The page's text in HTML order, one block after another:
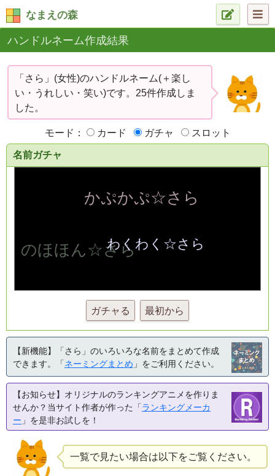
なまえの森
ハンドルネーム作成結果
「さら」(女性)のハンドルネーム(＋楽し
い・うれしい・笑い)です。25件作成しま
した。
モード： カード ガチャ スロット
名前ガチャ
ガチャる 最初から
【新機能】「さら」のいろいろな名前をまとめて作成
できます。「ネーミングまとめ 」をご利用ください。
【お知らせ】オリジナルのランキングアニメを作りま
せんか？当サイト作者が作った「ランキングメーカ
ー 」を是非お試しを！
一覧で見たい場合は以下をご覧ください。